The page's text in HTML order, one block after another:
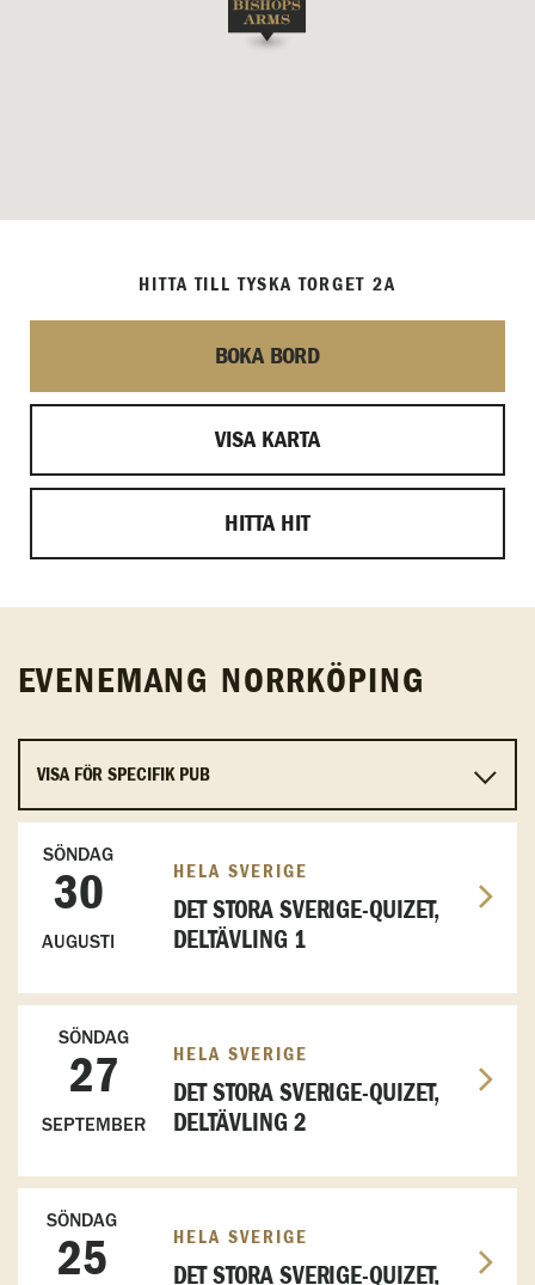
HITTA TILL TYSKA TORGET 2A
BOKA BORD
VISA KARTA
HITTA HIT
EVENEMANG NORRKÖPING
SÖNDAG
30
AUGUSTI
HELA SVERIGE
DET STORA SVERIGE-QUIZET,
DELTÄVLING 1
SÖNDAG
27
SEPTEMBER
HELA SVERIGE
DET STORA SVERIGE-QUIZET,
DELTÄVLING 2
SÖNDAG
25 HELA SVERIGE
DET STORA SVERIGE-QUIZET,